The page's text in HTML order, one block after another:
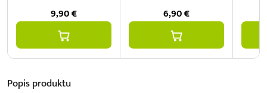
9,90€ 6,90€
Popisproduktu